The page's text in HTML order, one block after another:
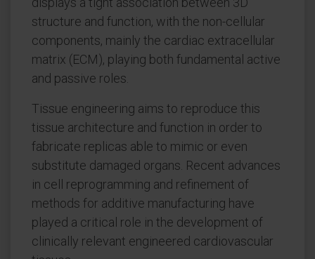
structure and function, with the non-cellular
components, mainly the cardiac extracellular
matrix (ECM), playing both fundamental active
and passive roles.
Tissue engineering aims to reproduce this
tissue architecture and function in order to
fabricate replicas able to mimic or even
substitute damaged organs. Recent advances
in cell reprogramming and refinement of
methods for additive manufacturing have
played a critical role in the development of
clinically relevant engineered cardiovascular